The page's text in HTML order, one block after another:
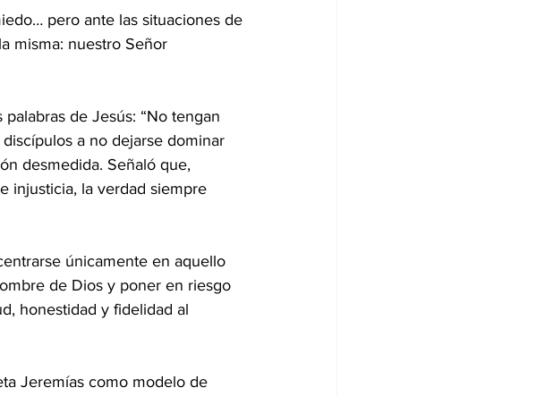
pero ante las situaciones de
misma: nuestro Señor
de Jesús: “No tengan
a no dejarse dominar
desmedida. Señaló que,
injusticia, la verdad siempre
únicamente en aquello
de Dios y poner en riesgo
honestidad y fidelidad al
Jeremías como modelo de